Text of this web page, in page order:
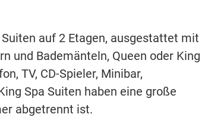
auf 2 Etagen, ausgestattet mit
und Bademänteln, Queen oder King
TV, CD-Spieler, Minibar,
Spa Suiten haben eine große
abgetrennt ist.